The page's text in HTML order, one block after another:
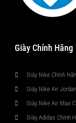
Giày Chính Hãng
Giày Nike Chính
Giày Nike Air
Giày Nike Air Max
Giày Adidas Chính